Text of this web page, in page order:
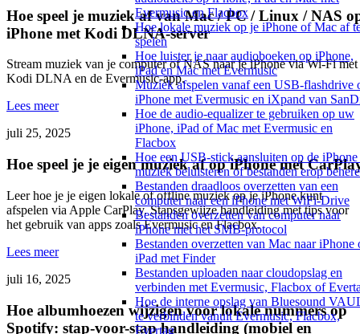
Evermusic en Flacbox
Hoe lokale muziek op je iPhone of Mac af
spelen
Hoe luister je naar audioboeken op iPhone,
iPad en Mac met Evermusic
Muziek afspelen vanaf een USB-flashdrive
iPhone met Evermusic en iXpand van
Hoe de audio-equalizer te gebruiken op uw
iPhone, iPad of Mac met Evermusic en
Flacbox
Hoe een USB-stick aansluiten op de iPhone
muziek beluisteren of bestanden erop
Bestanden draadloos overzetten van een
computer naar een iPhone met WiFi-Drive
Bestanden overzetten van computer naar
iPhone met het SMB-protocol
Bestanden overzetten van Mac naar iPhone
iPad met Finder
Bestanden uploaden naar cloudopslag en
verbinden met Evermusic, Flacbox of
Hoe de interne opslag van Bluesound
te verbinden vanuit Evermusic, Flacbox,
Evertag
Hoe speel je muziek af van Mac / PC / Linux / NAS
iPhone met Kodi DLNA-server
Stream muziek van je computer of NAS naar je iPhone via Wi-Fi met
Kodi DLNA en de Evermusic-app.
Lees meer
juli 25, 2025
Hoe speel je je eigen muziek af op iPhone met
Leer hoe je je eigen lokale of offline muziek op je iPhone kunt
afspelen via Apple CarPlay. Stapsgewijze handleiding met tips voor
het gebruik van apps zoals Evermusic en Flacbox.
Lees meer
juli 16, 2025
Hoe albumhoezen wijzigen voor lokale nummers op
Spotify: stap-voor-stap handleiding (mobiel en